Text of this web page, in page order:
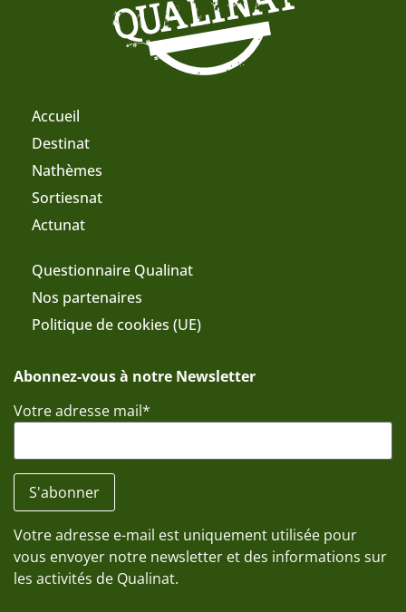
Accueil
Destinat
Nathèmes
Sortiesnat
Actunat
Questionnaire Qualinat
Nos partenaires
Politique de cookies (UE)
Abonnez-vous à notre Newsletter
Votre adresse mail*
Votre adresse e-mail est uniquement utilisée pour
vous envoyer notre newsletter et des informations sur
les activités de Qualinat.